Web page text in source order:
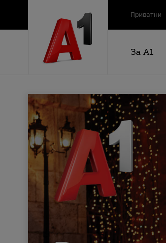
Приватни
За А1